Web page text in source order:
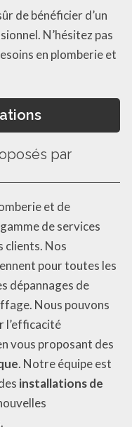
de bénéficier d’un
N’hésitez pas
en plomberie et
par
et de
de services
clients. Nos
pour toutes les
dépannages de
Nous pouvons
l’efficacité
vous proposant des
. Notre équipe est
installations de